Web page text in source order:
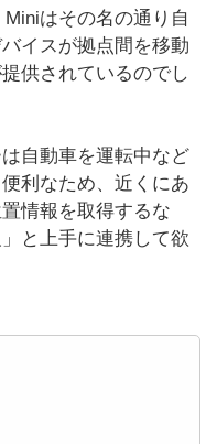
はその名の通り自
イスが拠点間を移動
供されているのでし
自動車を運転中など
利なため、近くにあ
情報を取得するな
と上手に連携して欲